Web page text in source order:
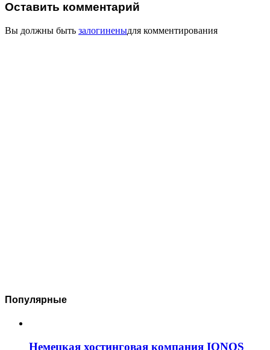
Оставить комментарий
Вы должны быть залогиненыдля комментирования
Популярные
Немецкая хостинговая компания IONOS